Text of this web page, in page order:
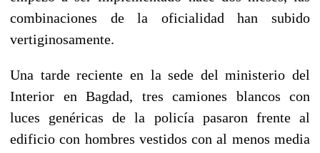
combinaciones de la oficialidad han subido
vertiginosamente.
Una tarde reciente en la sede del ministerio del
Interior en Bagdad, tres camiones blancos con
luces genéricas de la policía pasaron frente al
edificio con hombres vestidos con al menos media